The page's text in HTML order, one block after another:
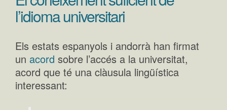
l’idioma universitari
Els estats espanyols i andorrà han firmat
un acord sobre l’accés a la universitat,
acord que té una clàusula lingüística
interessant: